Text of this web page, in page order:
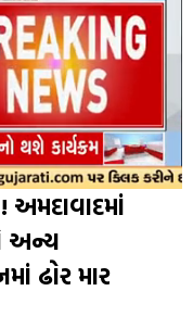
! અમદાવાદમાં
અન્ય
ઢોર માર